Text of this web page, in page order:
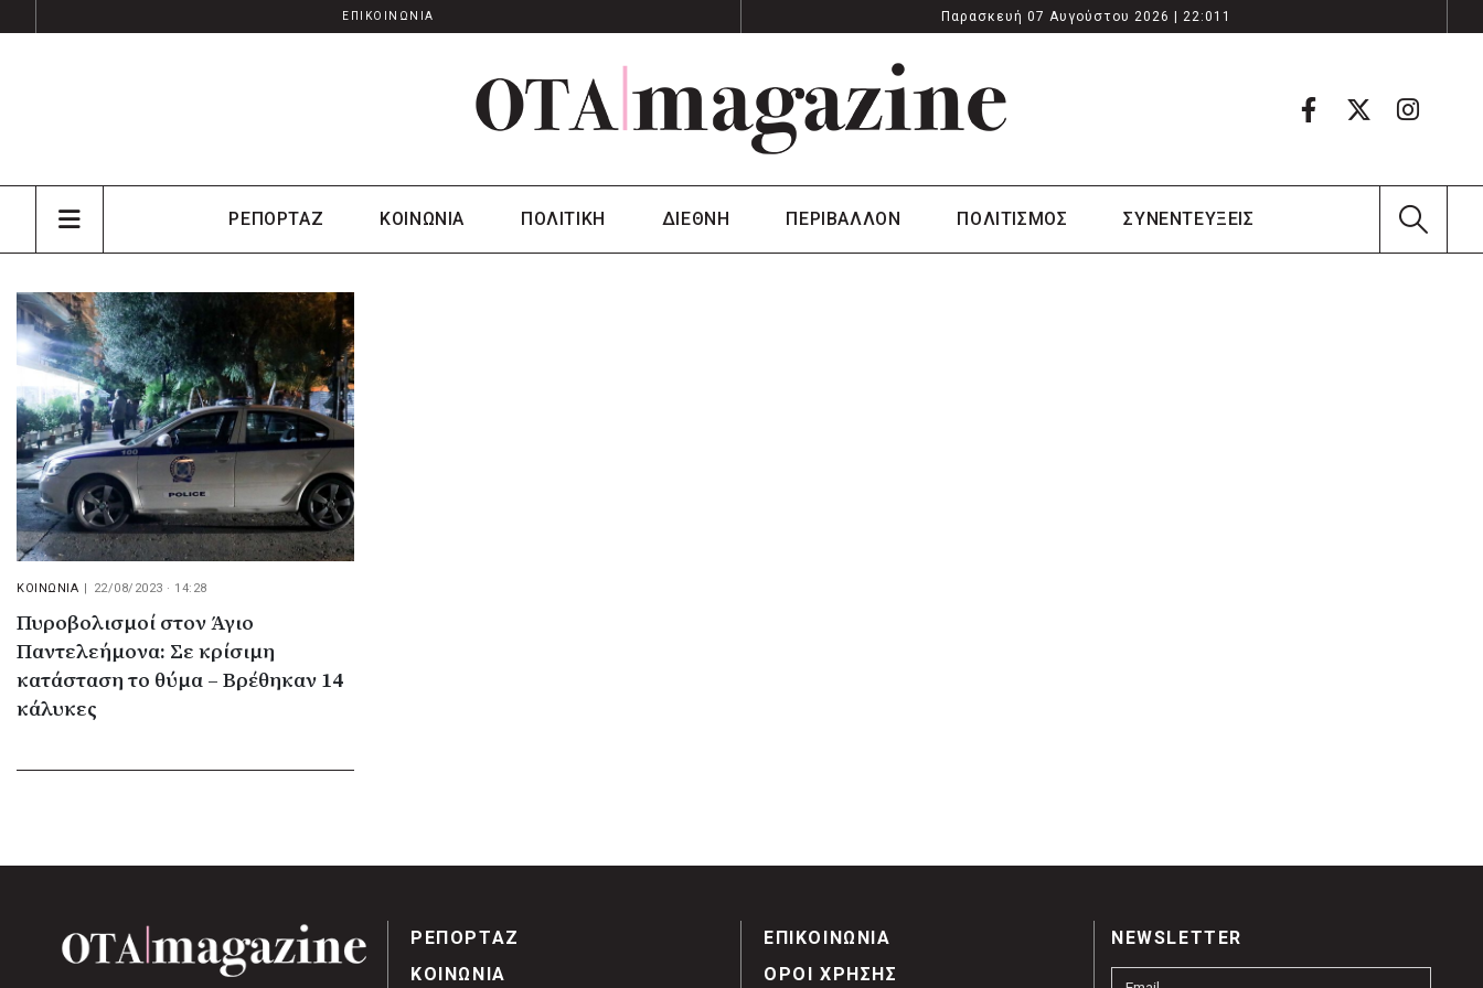
ΕΠΙΚΟΙΝΩΝΙΑ Παρασκευή 07 Αυγούστου 2026 | 22:011
ΡΕΠΟΡΤΑΖ ΚΟΙΝΩΝΙΑ ΠΟΛΙΤΙΚΗ ΔΙΕΘΝΗ ΠΕΡΙΒΑΛΛΟΝ ΠΟΛΙΤΙΣΜΟΣ ΣΥΝΕΝΤΕΥΞΕΙΣ
ΚΟΙΝΩΝΙΑ | 22/08/2023 · 14:28
Πυροβολισμοί στον Άγιο
Παντελεήμονα: Σε κρίσιμη
κατάσταση το θύμα – Βρέθηκαν 14
κάλυκες
ΡΕΠΟΡΤΑΖ
ΚΟΙΝΩΝΙΑ
ΕΠΙΚΟΙΝΩΝΙΑ
ΟΡΟΙ ΧΡΗΣΗΣ
NEWSLETTER